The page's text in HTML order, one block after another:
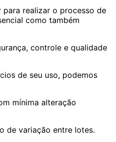
para realizar o processo de
como também
controle e qualidade
de seu uso, podemos
mínima alteração
de variação entre lotes.